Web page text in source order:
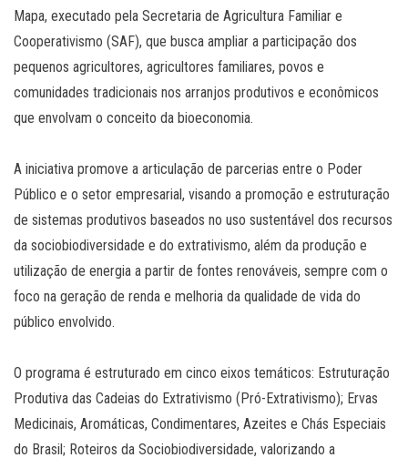
Mapa, executado pela Secretaria de Agricultura Familiar e
Cooperativismo (SAF), que busca ampliar a participação dos
pequenos agricultores, agricultores familiares, povos e
comunidades tradicionais nos arranjos produtivos e econômicos
que envolvam o conceito da bioeconomia.
A iniciativa promove a articulação de parcerias entre o Poder
Público e o setor empresarial, visando a promoção e estruturação
de sistemas produtivos baseados no uso sustentável dos recursos
da sociobiodiversidade e do extrativismo, além da produção e
utilização de energia a partir de fontes renováveis, sempre com o
foco na geração de renda e melhoria da qualidade de vida do
público envolvido.
O programa é estruturado em cinco eixos temáticos: Estruturação
Produtiva das Cadeias do Extrativismo (Pró-Extrativismo); Ervas
Medicinais, Aromáticas, Condimentares, Azeites e Chás Especiais
do Brasil; Roteiros da Sociobiodiversidade, valorizando a